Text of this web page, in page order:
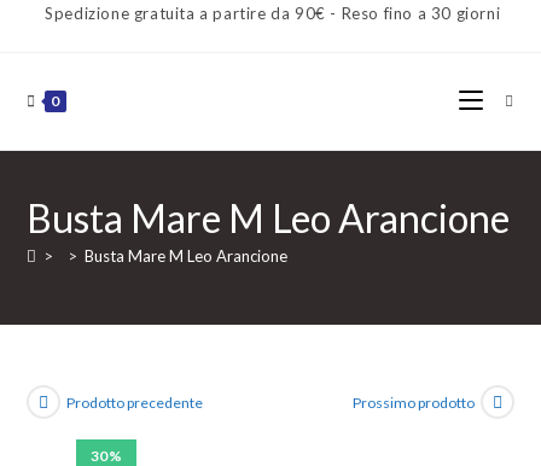
Spedizione gratuita a partire da 90€ - Reso fino a 30 giorni
0
Busta Mare M Leo Arancione
> > Busta Mare M Leo Arancione
30%
Prodotto precedente Prossimo prodotto